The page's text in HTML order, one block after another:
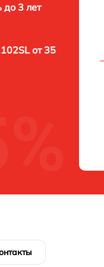
до 3 лет
от 35